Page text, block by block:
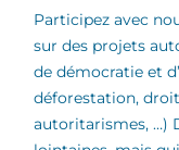
Participez avec
sur des projets
de démocratie et
déforestation,
autoritarismes, …)